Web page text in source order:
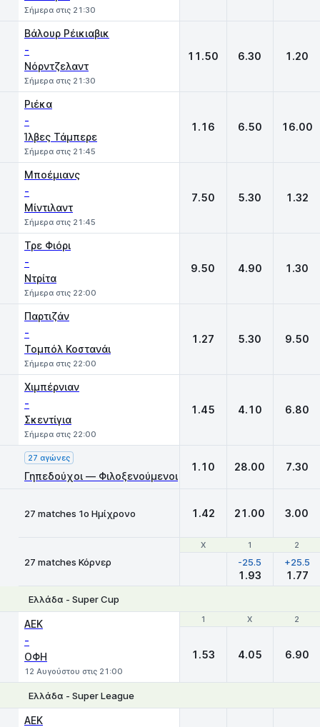
Σήμερα στις 21:30
Βάλουρ Ρέικιαβικ
-
Νόρντζελαντ
Σήμερα στις 21:30
11.50 6.30 1.20
Ριέκα
-
Ίλβες Τάμπερε
Σήμερα στις 21:45
1.16 6.50 16.00
Μποέμιανς
-
Μίντιλαντ
Σήμερα στις 21:45
7.50 5.30 1.32
Τρε Φιόρι
-
Ντρίτα
Σήμερα στις 22:00
9.50 4.90 1.30
Παρτιζάν
-
Τομπόλ Κοστανάι
Σήμερα στις 22:00
1.27 5.30 9.50
Χιμπέρνιαν
-
Σκεντίγια
Σήμερα στις 22:00
1.45 4.10 6.80
27 αγώνες
Γηπεδούχοι — Φιλοξενούμενοι
1.10 28.00 7.30
27 matches 1ο Ημίχρονο 1.42 21.00 3.00
Χ 1 2
27 matches Κόρνερ
Χ 1 2
-25.5
1.93
+25.5
1.77
Ελλάδα - Super Cup
1 X 2
ΑΕΚ
-
ΟΦΗ
12 Αυγούστου στις 21:00
1 X 2
1.53 4.05 6.90
Ελλάδα - Super League
ΑΕΚ